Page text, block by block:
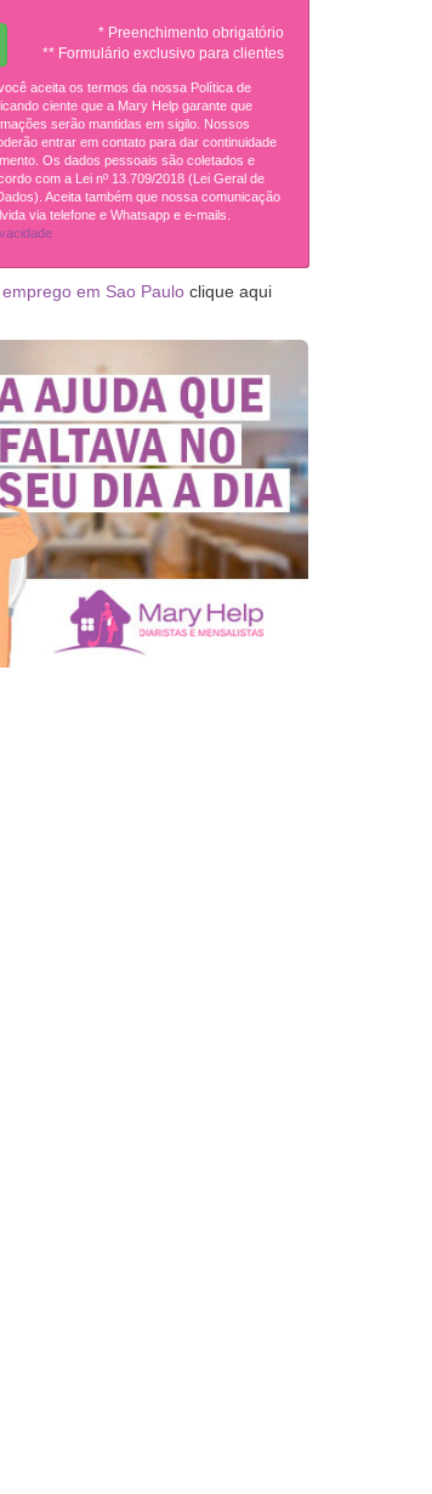
* Preenchimento obrigatório
** Formulário exclusivo para clientes
aceita os termos da nossa Política de
ciente que a Mary Help garante que
serão mantidas em sigilo. Nossos
entrar em contato para dar continuidade
Os dados pessoais são coletados e
com a Lei nº 13.709/2018 (Lei Geral de
Aceita também que nossa comunicação
via telefone e Whatsapp e e-mails.
emprego em Sao Paulo clique aqui